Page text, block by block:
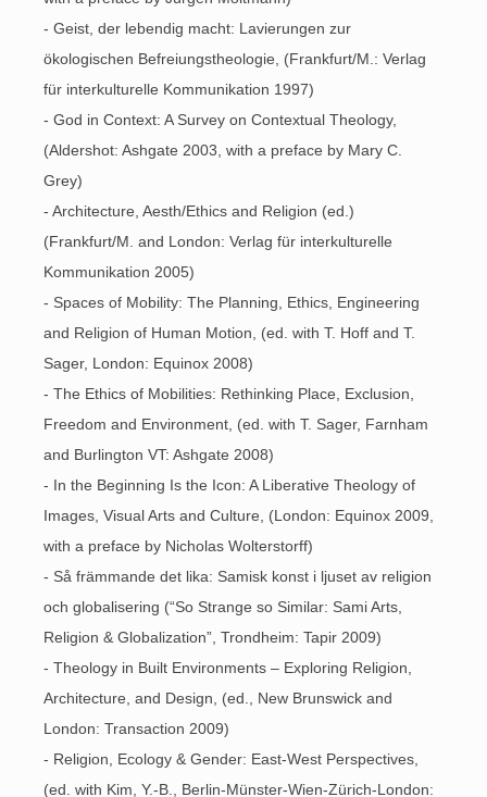
- Geist, der lebendig macht: Lavierungen zur
ökologischen Befreiungstheologie, (Frankfurt/M.: Verlag
für interkulturelle Kommunikation 1997)
- God in Context: A Survey on Contextual Theology,
(Aldershot: Ashgate 2003, with a preface by Mary C.
Grey)
- Architecture, Aesth/Ethics and Religion (ed.)
(Frankfurt/M. and London: Verlag für interkulturelle
Kommunikation 2005)
- Spaces of Mobility: The Planning, Ethics, Engineering
and Religion of Human Motion, (ed. with T. Hoff and T.
Sager, London: Equinox 2008)
- The Ethics of Mobilities: Rethinking Place, Exclusion,
Freedom and Environment, (ed. with T. Sager, Farnham
and Burlington VT: Ashgate 2008)
- In the Beginning Is the Icon: A Liberative Theology of
Images, Visual Arts and Culture, (London: Equinox 2009,
with a preface by Nicholas Wolterstorff)
- Så främmande det lika: Samisk konst i ljuset av religion
och globalisering (“So Strange so Similar: Sami Arts,
Religion & Globalization”, Trondheim: Tapir 2009)
- Theology in Built Environments – Exploring Religion,
Architecture, and Design, (ed., New Brunswick and
London: Transaction 2009)
- Religion, Ecology & Gender: East-West Perspectives,
(ed. with Kim, Y.-B., Berlin-Münster-Wien-Zürich-London: